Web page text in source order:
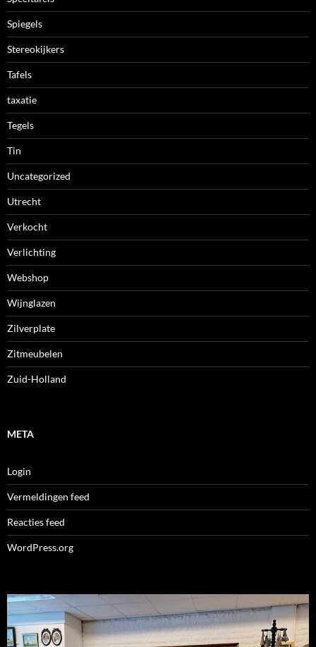
Spiegels
Stereokijkers
Tafels
taxatie
Tegels
Tin
Uncategorized
Utrecht
Verkocht
Verlichting
Webshop
Wijnglazen
Zilverplate
Zitmeubelen
Zuid-Holland
META
Login
Vermeldingen feed
Reacties feed
WordPress.org